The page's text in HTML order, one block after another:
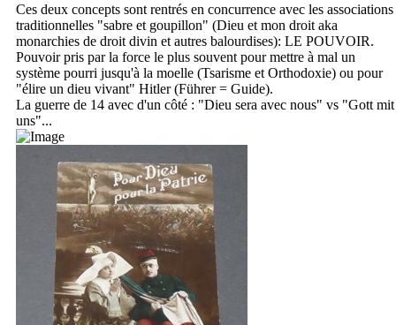
Ces deux concepts sont rentrés en concurrence avec les associations
traditionnelles "sabre et goupillon" (Dieu et mon droit aka
monarchies de droit divin et autres balourdises): LE POUVOIR.
Pouvoir pris par la force le plus souvent pour mettre à mal un
système pourri jusqu'à la moelle (Tsarisme et Orthodoxie) ou pour
"élire un dieu vivant" Hitler (Führer = Guide).
La guerre de 14 avec d'un côté : "Dieu sera avec nous" vs "Gott mit
uns"...